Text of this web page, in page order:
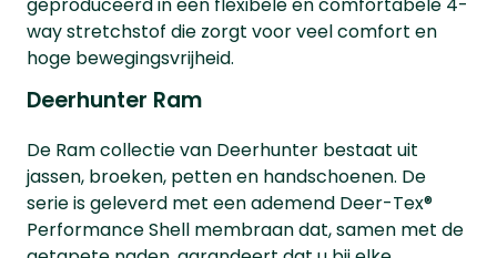
geproduceerd in een flexibele en comfortabele 4-
way stretchstof die zorgt voor veel comfort en
hoge bewegingsvrijheid.
Deerhunter Ram
De Ram collectie van Deerhunter bestaat uit
jassen, broeken, petten en handschoenen. De
serie is geleverd met een ademend Deer-Tex®
Performance Shell membraan dat, samen met de